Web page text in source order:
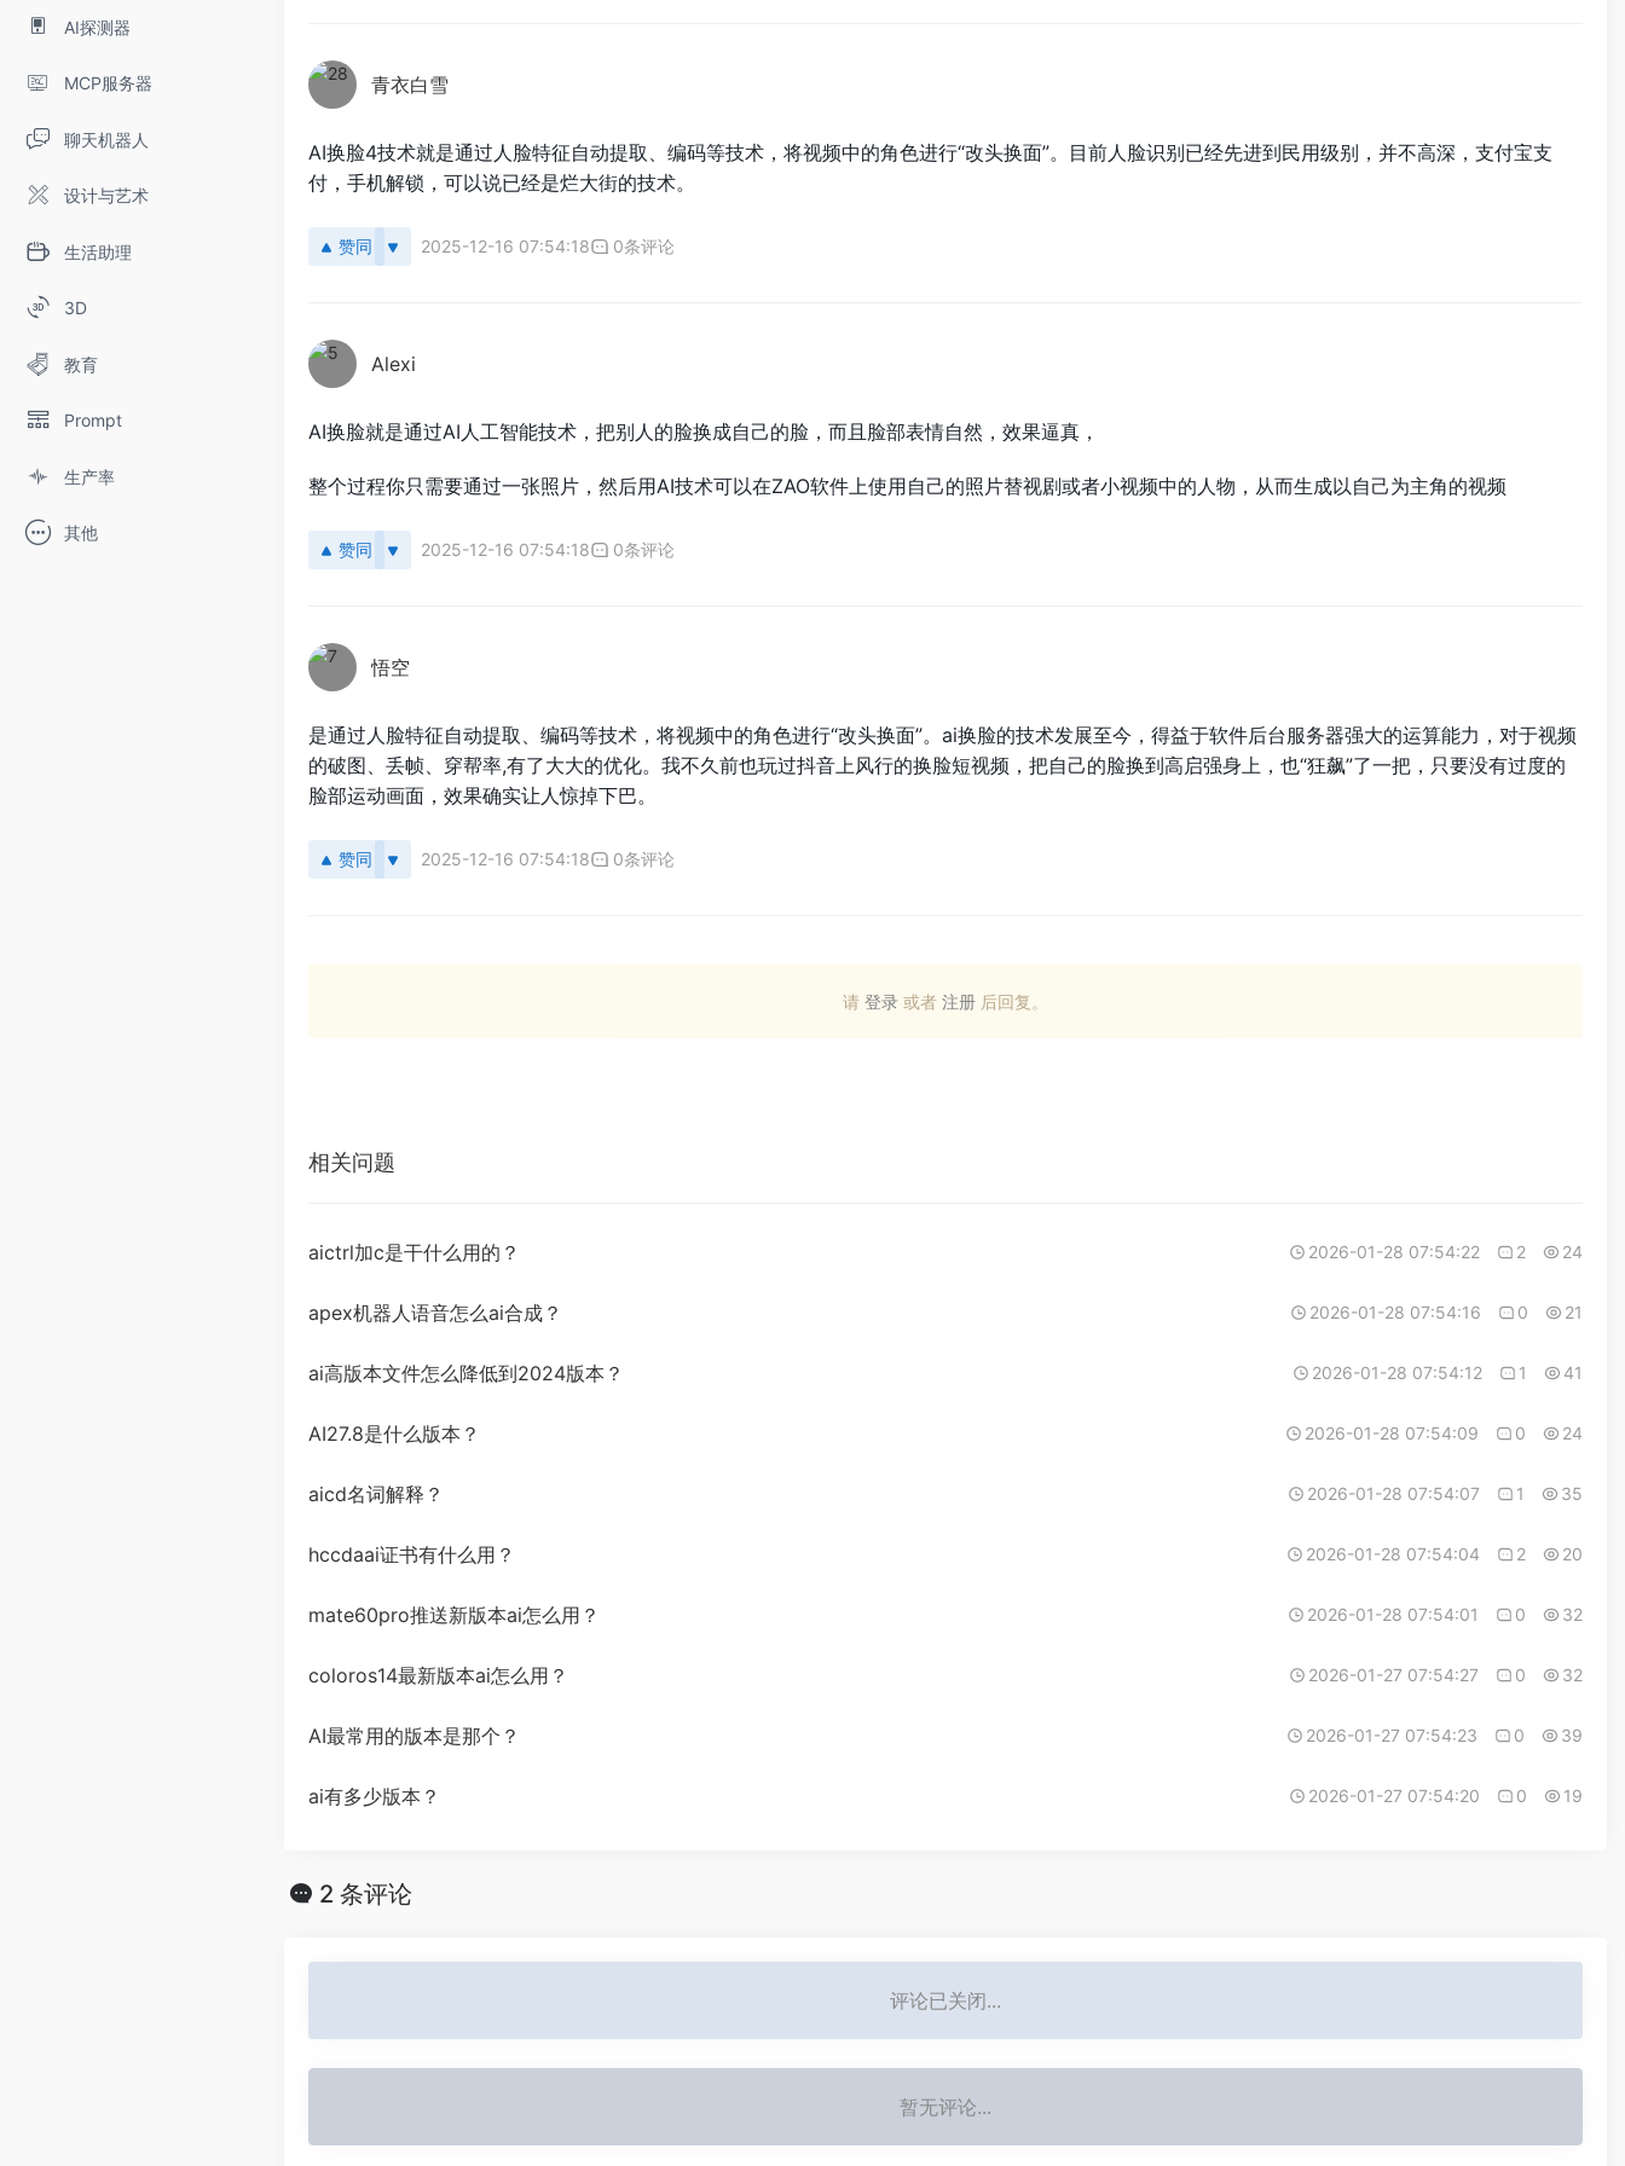
AI探测器
MCP服务器
聊天机器人
设计与艺术
生活助理
3D
教育
Prompt
生产率
其他
青衣白雪
AI换脸4技术就是通过人脸特征自动提取、编码等技术，将视频中的角色进行“改头换面”。目前人脸识别已经先进到民用级别，并不高深，支付宝支
付，手机解锁，可以说已经是烂大街的技术。
赞同 2025-12-16 07:54:18 0条评论
Alexi
AI换脸就是通过AI人工智能技术，把别人的脸换成自己的脸，而且脸部表情自然，效果逼真，
整个过程你只需要通过一张照片，然后用AI技术可以在ZAO软件上使用自己的照片替视剧或者小视频中的人物，从而生成以自己为主角的视频
赞同 2025-12-16 07:54:18 0条评论
悟空
是通过人脸特征自动提取、编码等技术，将视频中的角色进行“改头换面”。ai换脸的技术发展至今，得益于软件后台服务器强大的运算能力，对于视频
的破图、丢帧、穿帮率,有了大大的优化。我不久前也玩过抖音上风行的换脸短视频，把自己的脸换到高启强身上，也“狂飙”了一把，只要没有过度的
脸部运动画面，效果确实让人惊掉下巴。
赞同 2025-12-16 07:54:18 0条评论
请 登录 或者 注册 后回复。
相关问题
aictrl加c是干什么用的？ 2026-01-28 07:54:22 2 24
apex机器人语音怎么ai合成？ 2026-01-28 07:54:16 0 21
ai高版本文件怎么降低到2024版本？ 2026-01-28 07:54:12 1 41
AI27.8是什么版本？ 2026-01-28 07:54:09 0 24
aicd名词解释？ 2026-01-28 07:54:07 1 35
hccdaai证书有什么用？ 2026-01-28 07:54:04 2 20
mate60pro推送新版本ai怎么用？ 2026-01-28 07:54:01 0 32
coloros14最新版本ai怎么用？ 2026-01-27 07:54:27 0 32
AI最常用的版本是那个？ 2026-01-27 07:54:23 0 39
ai有多少版本？ 2026-01-27 07:54:20 0 19
2 条评论
评论已关闭...
暂无评论...